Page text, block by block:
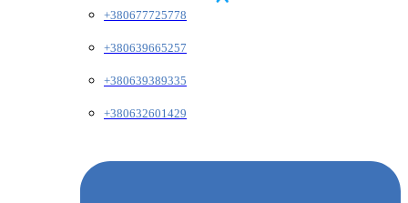
+380677725778
+380639665257
+380639389335
+380632601429